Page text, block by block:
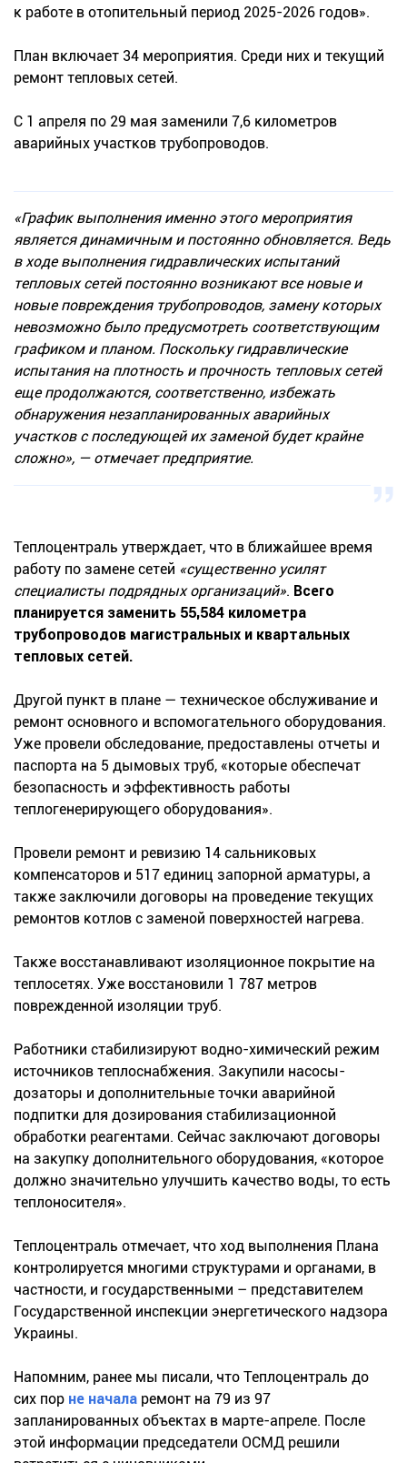
к работе в отопительный период 2025-2026 годов».
План включает 34 мероприятия. Среди них и текущий
ремонт тепловых сетей.
С 1 апреля по 29 мая заменили 7,6 километров
аварийных участков трубопроводов.
«График выполнения именно этого мероприятия
является динамичным и постоянно обновляется. Ведь
в ходе выполнения гидравлических испытаний
тепловых сетей постоянно возникают все новые и
новые повреждения трубопроводов, замену которых
невозможно было предусмотреть соответствующим
графиком и планом. Поскольку гидравлические
испытания на плотность и прочность тепловых сетей
еще продолжаются, соответственно, избежать
обнаружения незапланированных аварийных
участков с последующей их заменой будет крайне
сложно», — отмечает предприятие.
Теплоцентраль утверждает, что в ближайшее время
работу по замене сетей «существенно усилят
специалисты подрядных организаций». Всего
планируется заменить 55,584 километра
трубопроводов магистральных и квартальных
тепловых сетей.
Другой пункт в плане — техническое обслуживание и
ремонт основного и вспомогательного оборудования.
Уже провели обследование, предоставлены отчеты и
паспорта на 5 дымовых труб, «которые обеспечат
безопасность и эффективность работы
теплогенерирующего оборудования».
Провели ремонт и ревизию 14 сальниковых
компенсаторов и 517 единиц запорной арматуры, а
также заключили договоры на проведение текущих
ремонтов котлов с заменой поверхностей нагрева.
Также восстанавливают изоляционное покрытие на
теплосетях. Уже восстановили 1 787 метров
поврежденной изоляции труб.
Работники стабилизируют водно-химический режим
источников теплоснабжения. Закупили насосы-
дозаторы и дополнительные точки аварийной
подпитки для дозирования стабилизационной
обработки реагентами. Сейчас заключают договоры
на закупку дополнительного оборудования, «которое
должно значительно улучшить качество воды, то есть
теплоносителя».
Теплоцентраль отмечает, что ход выполнения Плана
контролируется многими структурами и органами, в
частности, и государственными – представителем
Государственной инспекции энергетического надзора
Украины.
Напомним, ранее мы писали, что Теплоцентраль до
сих пор не начала ремонт на 79 из 97
запланированных объектах в марте-апреле. После
этой информации председатели ОСМД решили